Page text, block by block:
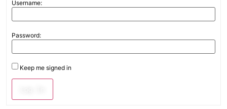
Username:
Password:
Keep me signed in